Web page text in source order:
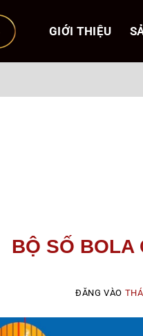
GIỚI THIỆU
BỘ SỐ BOLA
ĐĂNG VÀO